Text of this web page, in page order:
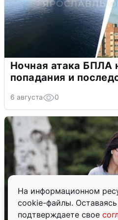
На информационном
cookie-файлы.
подтверждаете свое
Ночная атака БПЛА
попадания и
6 августа 0